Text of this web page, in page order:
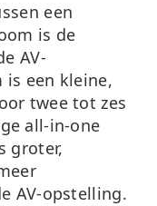
een
is de
AV-
is een kleine,
twee tot zes
all-in-one
groter,
AV-opstelling.